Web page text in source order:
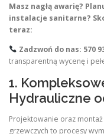
Masz nagłą awarię?
instalacje sanitarne?
teraz:
Zadzwoń do nas: 570
transparentną wycenę i
1.
Hydrauliczne
Projektowanie oraz
grzewczych to procesy